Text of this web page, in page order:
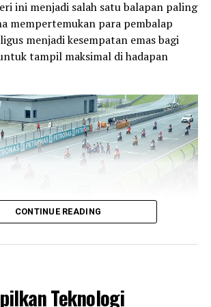
delapan tingkat pengaturan.
1000 Ago di IIMS 2026 bukan
miliaran rupiah, tetapi juga tentang
melainkan dikoleksi sebagai karya
IIMS 2026 MEDIA OTOMOTIF INDONESIA
ini menjadi salah satu balapan paling
mempertemukan para pembalap
menjadi kesempatan emas bagi
tampil maksimal di hadapan
ini. Dari jumlah tersebut,
akan bersaing di lima kelas
CONTINUE READING
Teknologi